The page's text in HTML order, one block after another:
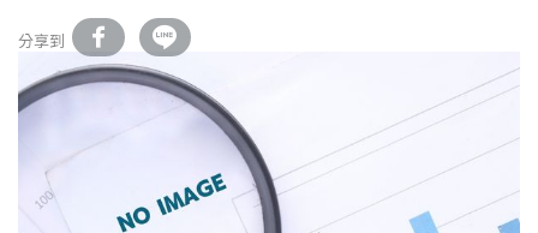
分享到